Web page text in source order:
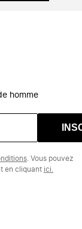
homme
. Vous pouvez
en cliquant ici.